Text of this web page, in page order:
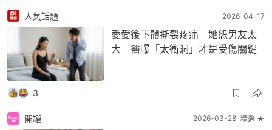
人氣話題 2026-04-17
愛愛後下體撕裂疼痛 她怨男友太
大 醫曝「太衝洞」才是受傷關鍵
3
開罐 2026-03-28 精選 ★